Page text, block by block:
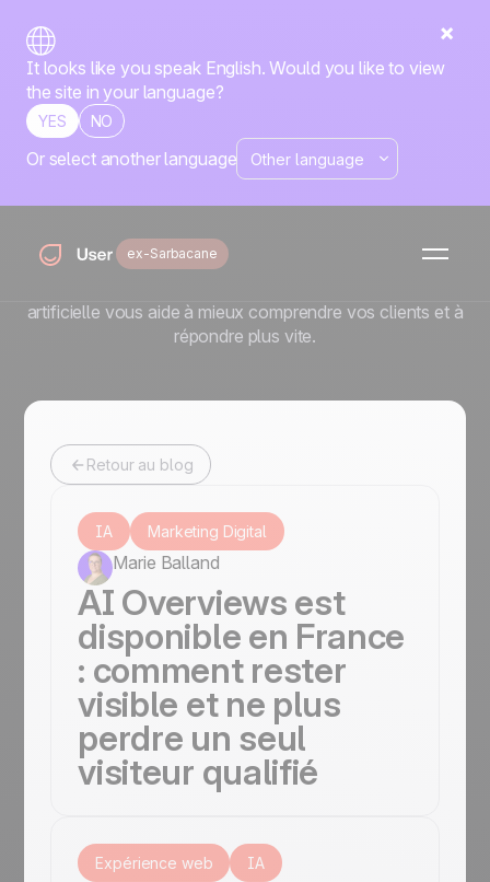
It looks like you speak English. Would you like to view
the site in your language?
YES NO
Or select another language
ex-Sarbacane
Intelligence
artificielle
L'IA ne remplace pas les humains, elle amplifie ce que
artificielle vous aide à mieux comprendre vos clients et à
répondre plus vite.
Retour au blog
IA Marketing Digital
Marie Balland
AI Overviews est
disponible en France
: comment rester
visible et ne plus
perdre un seul
visiteur qualifié
Expérience web IA